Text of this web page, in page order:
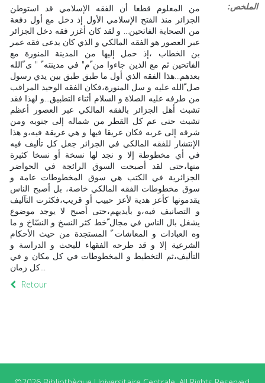
:الملخص
من المعلوم قطعا أن الفقه الإسلامي قد استوطن
الجزائر منذ الفتح الإسلامي الأول إذ دخل مع أول دفعة
من الصحابة الفاتحين... و لقد كان أغزر فقه دخل الجزائر
عبر العصور هو الفقه المالكي و الذي كان يدعى فقه عمر
بن الخطاب ،إذ حمل إليها من المدينة المنورة مع
الفاتحين ثم مع الذين جاءوا من ّم" في مدينته ّ " ى ّالله
بعدهم...هذا الفقه الذي أول ما طبق طبق بين يدي رسول
صل ّالله عليه و سل المنورة،فكان الفقه الوحيد المراقب
من طرفه عليه الصلاة و السلام أثناء التطبيق...و لهذا فقد
تشبث أهل الجزائر بالفقه المالكي عبر العصور أعظم
تشبث حتى عم كل القطر من شماله إلى جنوبه ومن
شرقه إلى غربه فكان عريقا فيها و هي عريقة فيه،و هذا
الإنتشار للفقه المالكي في الجزائر جعل كل تأليف فيه
في أي مخطوطة إلا و نجد لها نسخة أو نسخا كثيرة
منها،حتى لقد أصبحت السوق الرائجة في الحواضر
الجزائرية في الكتب هي سوق المخطوطات عامة و
سوق مخطوطات الفقه المالكي خاصة، بل أصبح الناس
يقدمونها كأعز هدية لأعز حبيب أو قريب،فكثرت التآليف
و التصانيف فيه،و بأيديهم،حتى أصبح لا يوجد موضوع
يشغل بال الناس في مجال ّخط كثر النسخ و النسّاخ و ما
وه العبادات و المعاشات ّ المستجدة من حيث الأحكام
الشرعية إلا و قد طرحه الفقهاء للبحث و الدراسة و
التأليف،ثم التخطيط و المخطوطات في كل مكان و في
كل زمان...
Retour